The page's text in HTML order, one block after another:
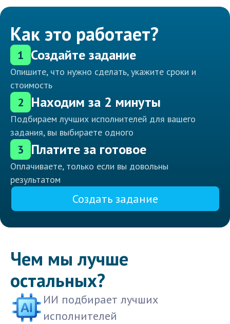
Как это работает?
1 Создайте задание
Опишите, что нужно сделать, укажите сроки и
стоимость
2 Находим за 2 минуты
Подбираем лучших исполнителей для вашего
задания, вы выбираете одного
3 Платите за готовое
Оплачиваете, только если вы довольны
результатом
Создать задание
Чем мы лучше
остальных?
ИИ подбирает лучших
исполнителей